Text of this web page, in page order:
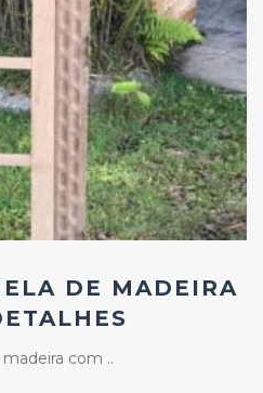
Add
ao
Favoritos
DE MADEIRA
com ..